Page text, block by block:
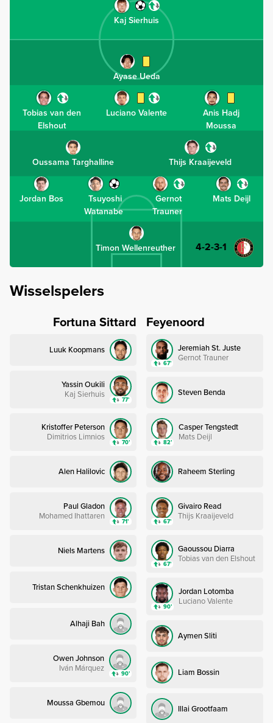
Kaj Sierhuis
Timon Wellenreuther
Mats Deijl
Gernot
Trauner
Tsuyoshi
Watanabe
Jordan Bos
Thijs Kraaijeveld
Oussama Targhalline
Anis Hadj
Moussa
Luciano Valente
Tobias van den
Elshout
Ayase Ueda
4-2-3-1
Wisselspelers
Fortuna Sittard
Luuk Koopmans
Yassin Oukili
Kaj Sierhuis
77’
Kristoffer Peterson
Dimitrios Limnios
70’
Alen Halilovic
Paul Gladon
Mohamed Ihattaren
71’
Niels Martens
Tristan Schenkhuizen
Alhaji Bah
Owen Johnson
Iván Márquez
90’
Moussa Gbemou
Feyenoord
Jeremiah St. Juste
Gernot Trauner
67’
Steven Benda
Casper Tengstedt
Mats Deijl
82’
Raheem Sterling
Givairo Read
Thijs Kraaijeveld
67’
Gaoussou Diarra
Tobias van den Elshout
67’
Jordan Lotomba
Luciano Valente
90’
Aymen Sliti
Liam Bossin
Illai Grootfaam